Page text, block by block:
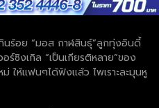
นร้อย “มอส กาฬสินธุ์”ลูกทุ่งอินดี้
ซิงเกิล “เป็นเกียรติหลาย”ของ
ให้แฟนๆได้ฟังแล้ว ไพเราะละมุนหู